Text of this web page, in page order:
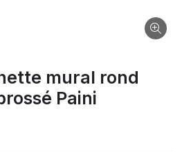
mural rond
Paini